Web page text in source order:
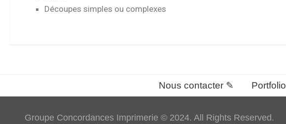
Découpes simples ou complexes
Nous contacter ✎ Portfolio
Groupe Concordances Imprimerie © 2024. All Rights Reserved.